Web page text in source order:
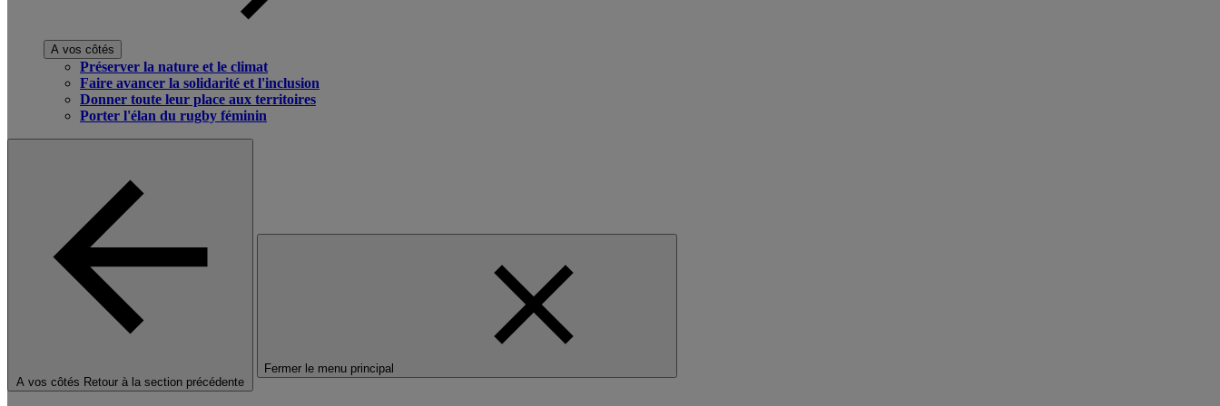
A vos côtés
Préserver la nature et le climat
Faire avancer la solidarité et l'inclusion
Donner toute leur place aux territoires
Porter l'élan du rugby féminin
A vos côtés Retour à la section précédente
Fermer le menu principal